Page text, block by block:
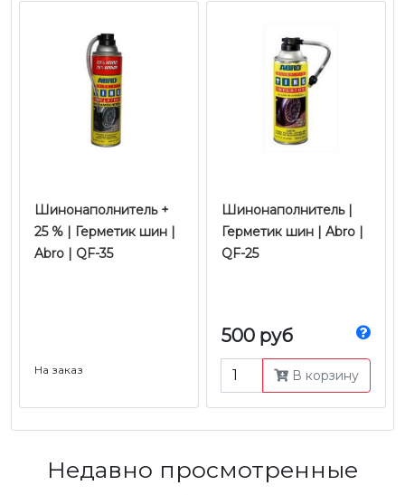
Шинонаполнитель +
25 % | Герметик шин |
Abro | QF-35
На заказ
Шинонаполнитель |
Герметик шин | Abro |
QF-25
500 руб
В корзину
Недавно просмотренные